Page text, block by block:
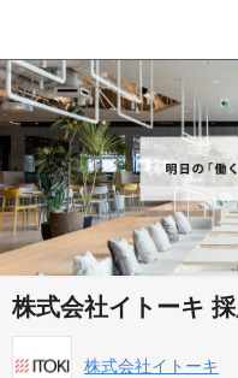
株式会社イトーキ
株式会社イトーキ